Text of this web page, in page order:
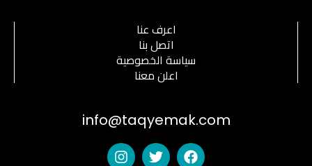
اعرف عنا
اتصل بنا
سياسة الخصوصية
اعلن معنا
info@taqyemak.com
F
T
I